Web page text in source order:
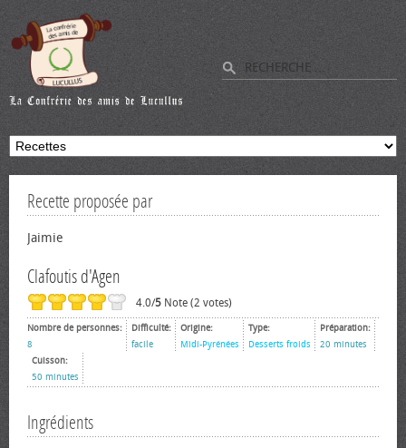
Recette proposée par
Jaimie
Clafoutis d'Agen
4.0/5 Note (2 votes)
Nombre de personnes:
8
Difficulté:
facile
Origine:
Midi-Pyrénées
Type:
Desserts froids
Préparation:
20 minutes
Cuisson:
50 minutes
Ingrédients